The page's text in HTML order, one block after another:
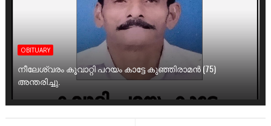
OBITUARY
നീലേശ്വരം കൂവാറ്റി പറയം കാട്ടേ കുഞ്ഞിരാമൻ (75)
അന്തരിച്ചു.